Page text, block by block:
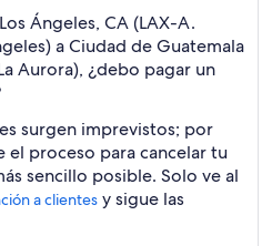
Ángeles, CA (LAX-A.
a Ciudad de Guatemala
Aurora), ¿debo pagar un
surgen imprevistos; por
el proceso para cancelar tu
sencillo posible. Solo ve al
a clientes y sigue las